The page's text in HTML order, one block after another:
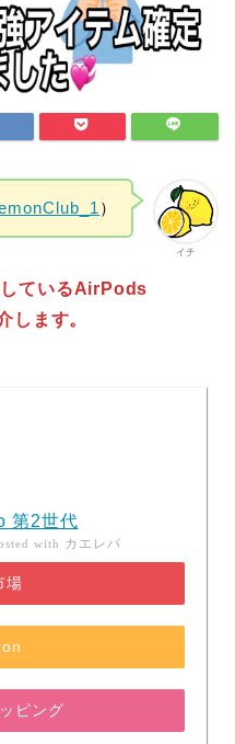
イチ
）
ているAirPods
します。
第2世代
with カエレバ
場
ピング